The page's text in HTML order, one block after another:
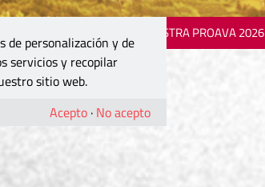
MOSTRA PROAVA 2026
de personalización y de
servicios y recopilar
sitio web.
Acepto · No acepto